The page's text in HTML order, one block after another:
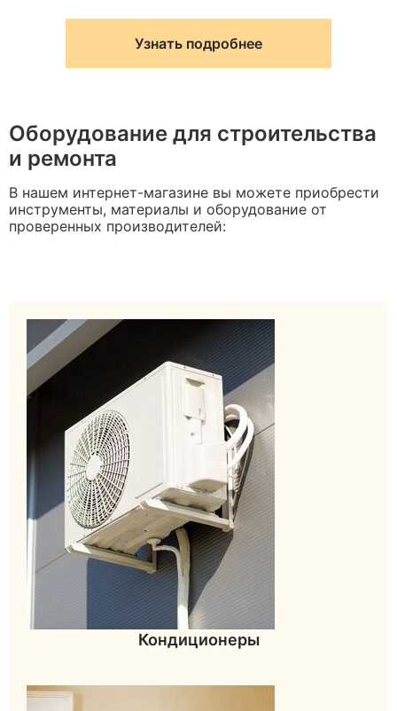
Узнать подробнее
Оборудование для строительства
и ремонта
В нашем интернет-магазине вы можете приобрести
инструменты, материалы и оборудование от
проверенных производителей:
Кондиционеры